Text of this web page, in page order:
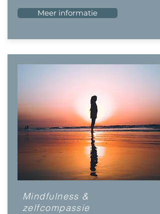
Meer informatie
Mindfulness &
zelfcompassie